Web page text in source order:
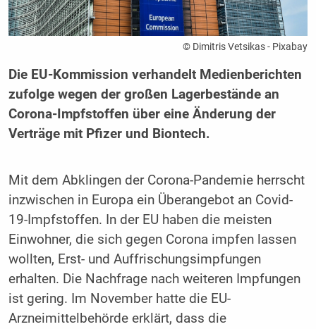
© Dimitris Vetsikas - Pixabay
Die EU-Kommission verhandelt Medienberichten
zufolge wegen der großen Lagerbestände an
Corona-Impfstoffen über eine Änderung der
Verträge mit Pfizer und Biontech.
Mit dem Abklingen der Corona-Pandemie herrscht
inzwischen in Europa ein Überangebot an Covid-
19-Impfstoffen. In der EU haben die meisten
Einwohner, die sich gegen Corona impfen lassen
wollten, Erst- und Auffrischungsimpfungen
erhalten. Die Nachfrage nach weiteren Impfungen
ist gering. Im November hatte die EU-
Arzneimittelbehörde erklärt, dass die